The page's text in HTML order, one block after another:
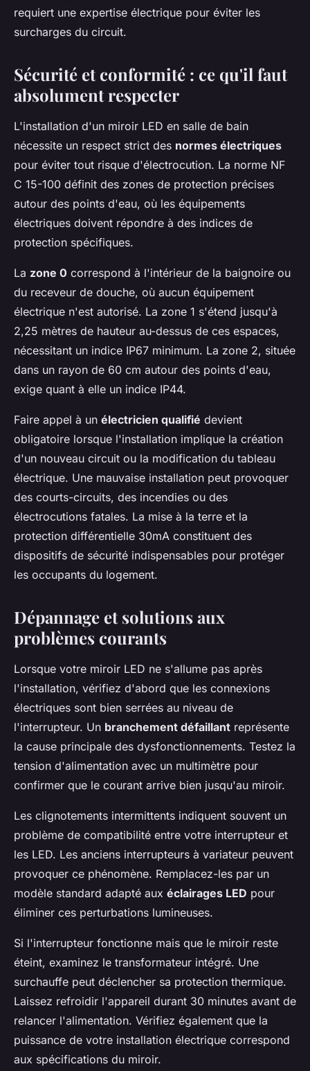
requiert une expertise électrique pour éviter les
surcharges du circuit.
Sécurité et conformité : ce qu'il faut
absolument respecter
L'installation d'un miroir LED en salle de bain
nécessite un respect strict des normes électriques
pour éviter tout risque d'électrocution. La norme NF
C 15-100 définit des zones de protection précises
autour des points d'eau, où les équipements
électriques doivent répondre à des indices de
protection spécifiques.
La zone 0 correspond à l'intérieur de la baignoire ou
du receveur de douche, où aucun équipement
électrique n'est autorisé. La zone 1 s'étend jusqu'à
2,25 mètres de hauteur au-dessus de ces espaces,
nécessitant un indice IP67 minimum. La zone 2, située
dans un rayon de 60 cm autour des points d'eau,
exige quant à elle un indice IP44.
Faire appel à un électricien qualifié devient
obligatoire lorsque l'installation implique la création
d'un nouveau circuit ou la modification du tableau
électrique. Une mauvaise installation peut provoquer
des courts-circuits, des incendies ou des
électrocutions fatales. La mise à la terre et la
protection différentielle 30mA constituent des
dispositifs de sécurité indispensables pour protéger
les occupants du logement.
Dépannage et solutions aux
problèmes courants
Lorsque votre miroir LED ne s'allume pas après
l'installation, vérifiez d'abord que les connexions
électriques sont bien serrées au niveau de
l'interrupteur. Un branchement défaillant représente
la cause principale des dysfonctionnements. Testez la
tension d'alimentation avec un multimètre pour
confirmer que le courant arrive bien jusqu'au miroir.
Les clignotements intermittents indiquent souvent un
problème de compatibilité entre votre interrupteur et
les LED. Les anciens interrupteurs à variateur peuvent
provoquer ce phénomène. Remplacez-les par un
modèle standard adapté aux éclairages LED pour
éliminer ces perturbations lumineuses.
Si l'interrupteur fonctionne mais que le miroir reste
éteint, examinez le transformateur intégré. Une
surchauffe peut déclencher sa protection thermique.
Laissez refroidir l'appareil durant 30 minutes avant de
relancer l'alimentation. Vérifiez également que la
puissance de votre installation électrique correspond
aux spécifications du miroir.